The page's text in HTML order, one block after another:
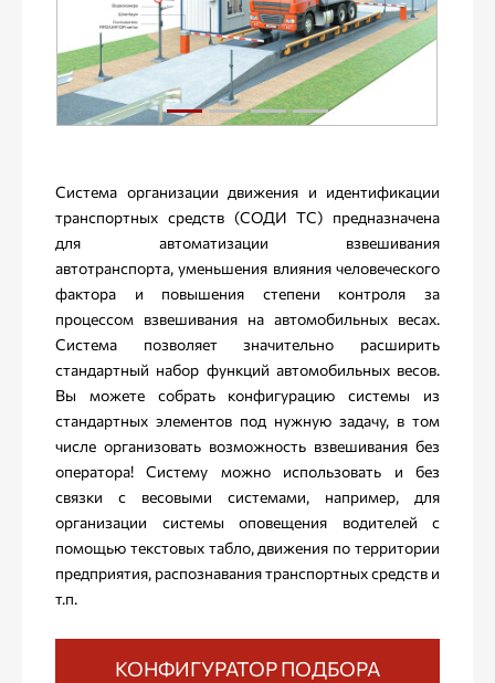
Система организации движения и идентификации
транспортных средств (СОДИ ТС) предназначена
для автоматизации взвешивания
автотранспорта, уменьшения влияния человеческого
фактора и повышения степени контроля за
процессом взвешивания на автомобильных весах.
Система позволяет значительно расширить
стандартный набор функций автомобильных весов.
Вы можете собрать конфигурацию системы из
стандартных элементов под нужную задачу, в том
числе организовать возможность взвешивания без
оператора! Систему можно использовать и без
связки с весовыми системами, например, для
организации системы оповещения водителей с
помощью текстовых табло, движения по территории
предприятия, распознавания транспортных средств и
т.п.
КОНФИГУРАТОР ПОДБОРА